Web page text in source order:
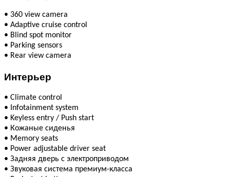
• 360 view camera
• Adaptive cruise control
• Blind spot monitor
• Parking sensors
• Rear view camera
Интерьер
• Climate сontrol
•
Infotainment system
• Keyless entry / Push start
• Кожаные сиденья
• Memory seats
• Power adjustable driver seat
• Задняя дверь с электроприводом
• Звуковая система премиум-класса